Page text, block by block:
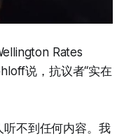
Rates
说，抗议者“实在
听不到任何内容。我